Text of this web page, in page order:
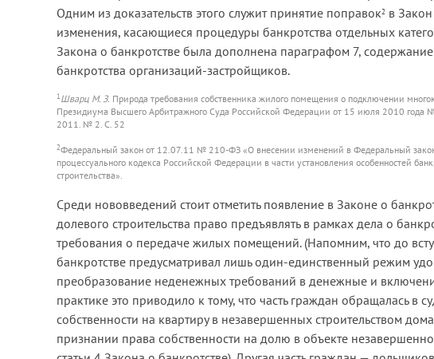
Одним из доказательств этого служит принятие поправок2 в
изменения, касающиеся процедуры банкротства отдельных
Закона о банкротстве была дополнена параграфом 7,
банкротства организаций-застройщиков.
1 Шварц М. З. Природа требования собственника жилого помещения о подключении
Президиума Высшего Арбитражного Суда Российской Федерации от 15 июля 2010
2011. № 2. С. 52
2Федеральный закон от 12.07.11 № 210-ФЗ «О внесении изменений в Федеральный закон
процессуального кодекса Российской Федерации в части установления особенностей
строительства».
Среди нововведений стоит отметить появление в Законе о
долевого строительства право предъявлять в рамках дела о
требования о передаче жилых помещений. (Напомним, что до
банкротстве предусматривал лишь один-единственный режим
преобразование неденежных требований в денежные и
практике это приводило к тому, что часть граждан обращалась
собственности на квартиру в незавершенных строительством
признании права собственности на долю в объекте